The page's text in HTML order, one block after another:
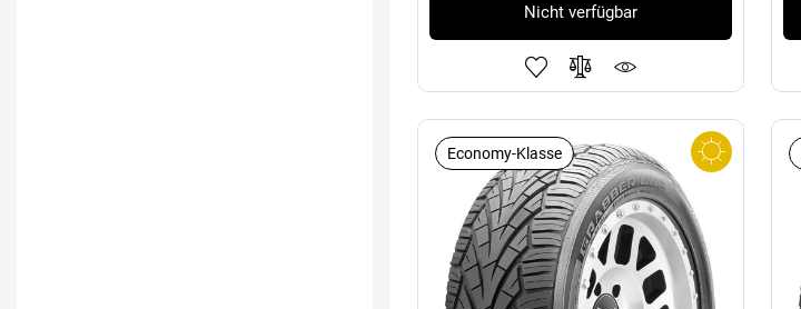
Nicht verfügbar
Economy-Klasse